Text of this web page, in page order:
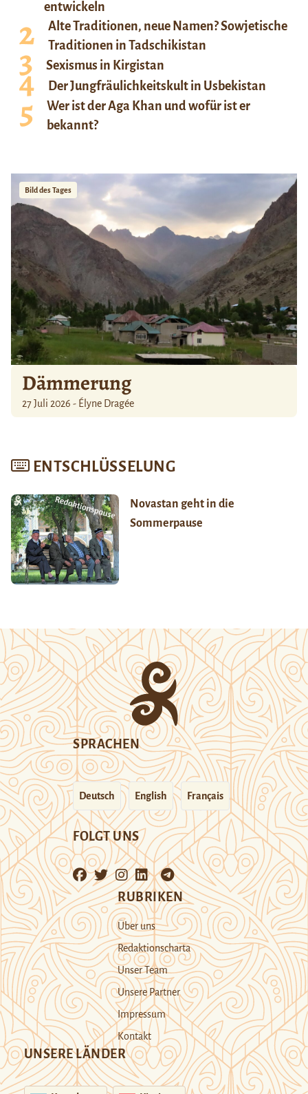
entwickeln
Alte Traditionen, neue Namen? Sowjetische
Traditionen in Tadschikistan
Sexismus in Kirgistan
Der Jungfräulichkeitskult in Usbekistan
Wer ist der Aga Khan und wofür ist er
bekannt?
Bild des Tages
Dämmerung
27 Juli 2026 - Élyne Dragée
ENTSCHLÜSSELUNG
Novastan geht in die
Sommerpause
SPRACHEN
Deutsch English Français
FOLGT UNS
RUBRIKEN
Über uns
Redaktionscharta
Unser Team
Unsere Partner
Impressum
Kontakt
UNSERE LÄNDER